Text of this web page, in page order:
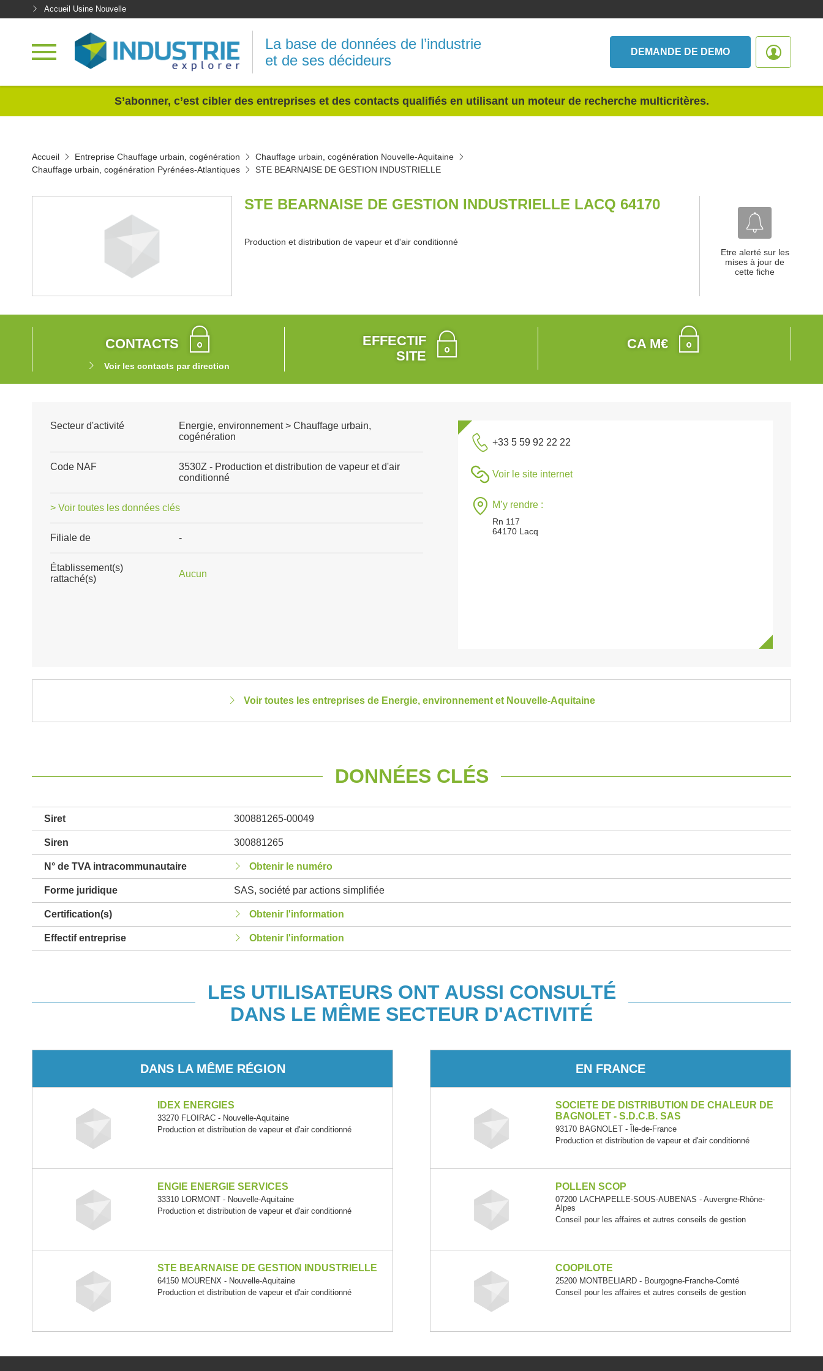
Accueil Usine Nouvelle
La base de données de l’industrie
et de ses décideurs
DEMANDE DE DEMO
S’abonner, c’est cibler des entreprises et des contacts qualifiés en utilisant un moteur de recherche multicritères.
Accueil Entreprise Chauffage urbain, cogénération
Chauffage urbain, cogénération Nouvelle-Aquitaine
Chauffage urbain, cogénération Pyrénées-Atlantiques
STE BEARNAISE DE GESTION INDUSTRIELLE
STE BEARNAISE DE GESTION INDUSTRIELLE LACQ 64170
Production et distribution de vapeur et d'air conditionné
Etre alerté sur les
mises à jour de
cette fiche
CONTACTS
Voir les contacts par direction
EFFECTIF
SITE
CA M€
Secteur d'activité
Energie, environnement > Chauffage urbain,
cogénération
Code NAF
3530Z - Production et distribution de vapeur et d'air
conditionné
> Voir toutes les données clés
Filiale de -
Établissement(s)
rattaché(s)
Aucun
+33 5 59 92 22 22
Voir le site internet
M’y rendre :
Rn 117
64170 Lacq
Voir toutes les entreprises de Energie, environnement et Nouvelle-Aquitaine
DONNÉES CLÉS
Siret 300881265-00049
Siren 300881265
N° de TVA intracommunautaire Obtenir le numéro
Forme juridique SAS, société par actions simplifiée
Certification(s) Obtenir l'information
Effectif entreprise Obtenir l'information
LES UTILISATEURS ONT AUSSI CONSULTÉ
DANS LE MÊME SECTEUR D'ACTIVITÉ
DANS LA MÊME RÉGION
IDEX ENERGIES
33270 FLOIRAC - Nouvelle-Aquitaine
Production et distribution de vapeur et d'air conditionné
ENGIE ENERGIE SERVICES
33310 LORMONT - Nouvelle-Aquitaine
Production et distribution de vapeur et d'air conditionné
STE BEARNAISE DE GESTION INDUSTRIELLE
64150 MOURENX - Nouvelle-Aquitaine
Production et distribution de vapeur et d'air conditionné
EN FRANCE
SOCIETE DE DISTRIBUTION DE CHALEUR DE
BAGNOLET - S.D.C.B. SAS
93170 BAGNOLET - Île-de-France
Production et distribution de vapeur et d'air conditionné
POLLEN SCOP
07200 LACHAPELLE-SOUS-AUBENAS - Auvergne-Rhône-
Alpes
Conseil pour les affaires et autres conseils de gestion
COOPILOTE
25200 MONTBELIARD - Bourgogne-Franche-Comté
Conseil pour les affaires et autres conseils de gestion